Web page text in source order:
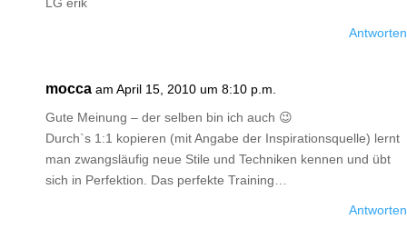
Antworten
mocca am April 15, 2010 um 8:10 p.m.
Gute Meinung – der selben bin ich auch 😉
Durch`s 1:1 kopieren (mit Angabe der Inspirationsquelle) lernt
man zwangsläufig neue Stile und Techniken kennen und übt
sich in Perfektion. Das perfekte Training…
Antworten